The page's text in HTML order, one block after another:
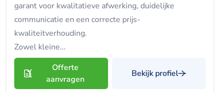
garant voor kwalitatieve afwerking, duidelijke
communicatie en een correcte prijs-
kwaliteitverhouding.
Zowel kleine...
Offerte
aanvragen
Bekijk profiel